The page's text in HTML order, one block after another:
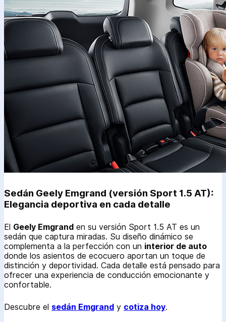
Sedán Geely Emgrand (versión Sport 1.5 AT):
Elegancia deportiva en cada detalle
El Geely Emgrand en su versión Sport 1.5 AT es un
sedán que captura miradas. Su diseño dinámico se
complementa a la perfección con un interior de auto
donde los asientos de ecocuero aportan un toque de
distinción y deportividad. Cada detalle está pensado para
ofrecer una experiencia de conducción emocionante y
confortable.
Descubre el sedán Emgrand y cotiza hoy.